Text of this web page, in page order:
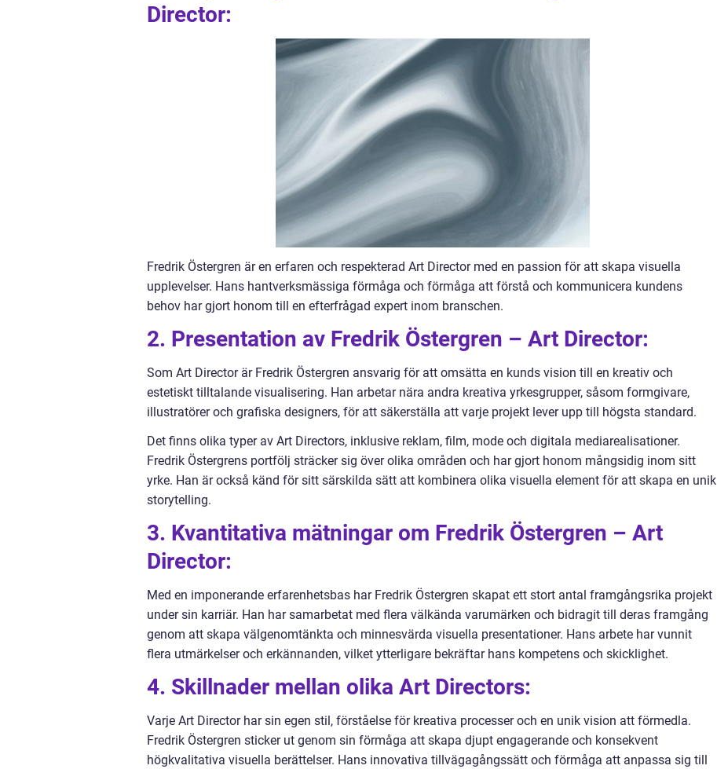
Director:
Fredrik Östergren är en erfaren och respekterad Art Director med en passion för att skapa visuella
upplevelser. Hans hantverksmässiga förmåga och förmåga att förstå och kommunicera kundens
behov har gjort honom till en efterfrågad expert inom branschen.
2. Presentation av Fredrik Östergren – Art Director:
Som Art Director är Fredrik Östergren ansvarig för att omsätta en kunds vision till en kreativ och
estetiskt tilltalande visualisering. Han arbetar nära andra kreativa yrkesgrupper, såsom formgivare,
illustratörer och grafiska designers, för att säkerställa att varje projekt lever upp till högsta standard.
Det finns olika typer av Art Directors, inklusive reklam, film, mode och digitala mediarealisationer.
Fredrik Östergrens portfölj sträcker sig över olika områden och har gjort honom mångsidig inom sitt
yrke. Han är också känd för sitt särskilda sätt att kombinera olika visuella element för att skapa en unik
storytelling.
3. Kvantitativa mätningar om Fredrik Östergren – Art
Director:
Med en imponerande erfarenhetsbas har Fredrik Östergren skapat ett stort antal framgångsrika projekt
under sin karriär. Han har samarbetat med flera välkända varumärken och bidragit till deras framgång
genom att skapa välgenomtänkta och minnesvärda visuella presentationer. Hans arbete har vunnit
flera utmärkelser och erkännanden, vilket ytterligare bekräftar hans kompetens och skicklighet.
4. Skillnader mellan olika Art Directors:
Varje Art Director har sin egen stil, förståelse för kreativa processer och en unik vision att förmedla.
Fredrik Östergren sticker ut genom sin förmåga att skapa djupt engagerande och konsekvent
högkvalitativa visuella berättelser. Hans innovativa tillvägagångssätt och förmåga att anpassa sig till